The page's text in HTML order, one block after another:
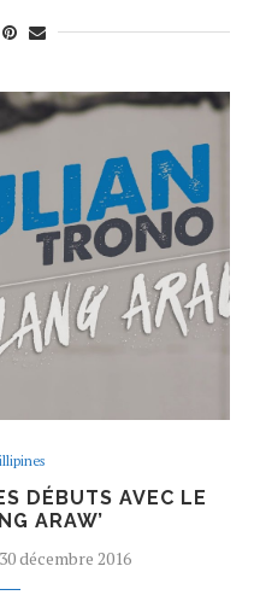
DÉBUTS AVEC LE
ARAW’
30 décembre 2016